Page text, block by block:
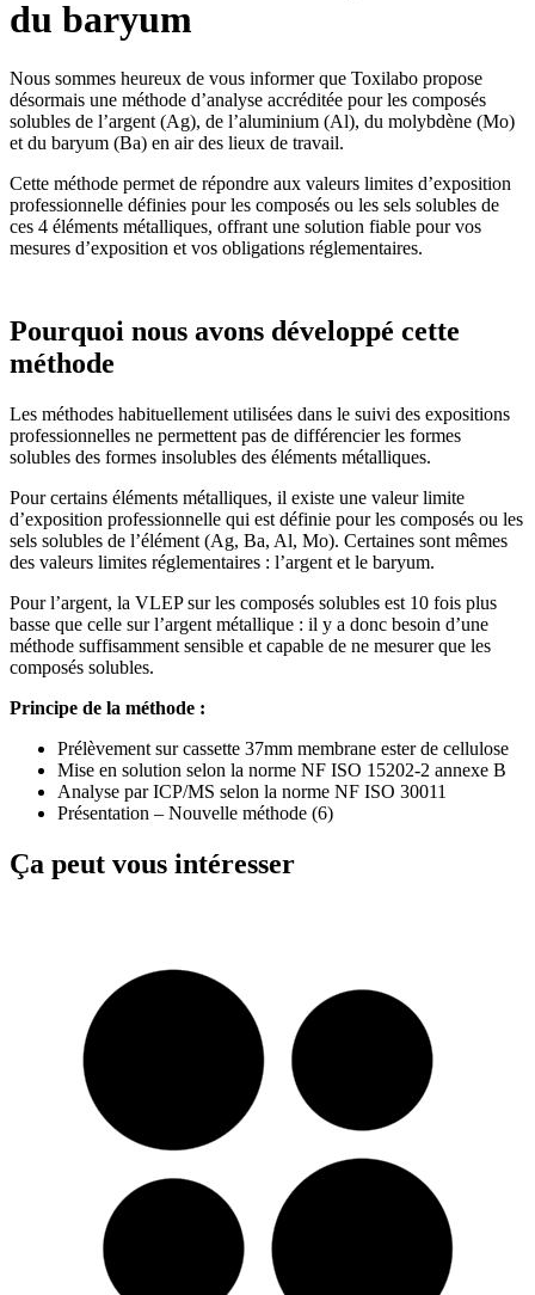
du baryum
Nous sommes heureux de vous informer que Toxilabo propose
désormais une méthode d’analyse accréditée pour les composés
solubles de l’argent (Ag), de l’aluminium (Al), du molybdène (Mo)
et du baryum (Ba) en air des lieux de travail.
Cette méthode permet de répondre aux valeurs limites d’exposition
professionnelle définies pour les composés ou les sels solubles de
ces 4 éléments métalliques, offrant une solution fiable pour vos
mesures d’exposition et vos obligations réglementaires.
Pourquoi nous avons développé cette
méthode
Les méthodes habituellement utilisées dans le suivi des expositions
professionnelles ne permettent pas de différencier les formes
solubles des formes insolubles des éléments métalliques.
Pour certains éléments métalliques, il existe une valeur limite
d’exposition professionnelle qui est définie pour les composés ou les
sels solubles de l’élément (Ag, Ba, Al, Mo). Certaines sont mêmes
des valeurs limites réglementaires : l’argent et le baryum.
Pour l’argent, la VLEP sur les composés solubles est 10 fois plus
basse que celle sur l’argent métallique : il y a donc besoin d’une
méthode suffisamment sensible et capable de ne mesurer que les
composés solubles.
Principe de la méthode :
Prélèvement sur cassette 37mm membrane ester de cellulose
Mise en solution selon la norme NF ISO 15202-2 annexe B
Analyse par ICP/MS selon la norme NF ISO 30011
Présentation – Nouvelle méthode (6)
Ça peut vous intéresser